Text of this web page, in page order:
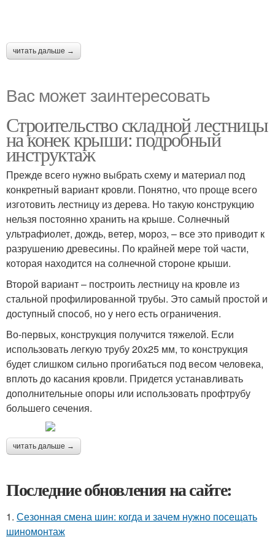
читать дальше →
Вас может заинтересовать
Строительство складной лестницы
на конек крыши: подробный
инструктаж
Прежде всего нужно выбрать схему и материал под
конкретный вариант кровли. Понятно, что проще всего
изготовить лестницу из дерева. Но такую конструкцию
нельзя постоянно хранить на крыше. Солнечный
ультрафиолет, дождь, ветер, мороз, – все это приводит к
разрушению древесины. По крайней мере той части,
которая находится на солнечной стороне крыши.
Второй вариант – построить лестницу на кровле из
стальной профилированной трубы. Это самый простой и
доступный способ, но у него есть ограничения.
Во-первых, конструкция получится тяжелой. Если
использовать легкую трубу 20х25 мм, то конструкция
будет слишком сильно прогибаться под весом человека,
вплоть до касания кровли. Придется устанавливать
дополнительные опоры или использовать профтрубу
большего сечения.
читать дальше →
Последние обновления на сайте:
1. Сезонная смена шин: когда и зачем нужно посещать
шиномонтаж